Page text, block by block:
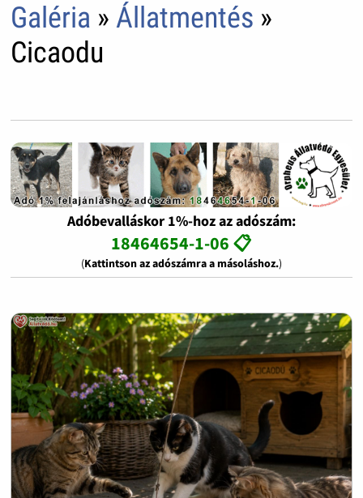
Galéria » Állatmentés »
Cicaodu
Adóbevalláskor 1%-hoz az adószám:
18464654-1-06 📋
(Kattintson az adószámra a másoláshoz.)